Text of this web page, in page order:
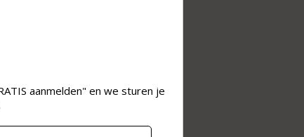
aanmelden" en we sturen je